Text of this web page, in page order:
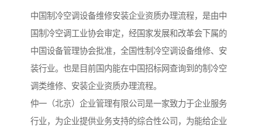
中国制冷空调设备维修安装企业资质办理流程，是由中
国制冷空调工业协会审定，经国家发展和改革会下属的
中国设备管理协会批准，全国性制冷空调设备维修、安
装行业。也是目前国内能在中国招标网查询到的制冷空
调类维修、安装企业资质办理流程。
仲一（北京）企业管理有限公司是一家致力于企业服务
行业，为企业提供业务支持的综合性公司，为能给企业